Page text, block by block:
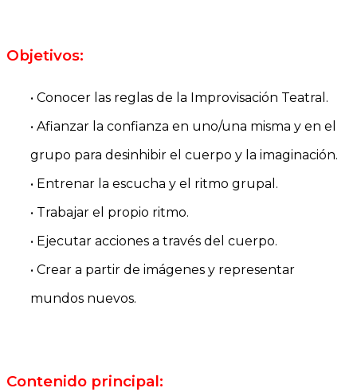
Objetivos:
• Conocer las reglas de la Improvisación Teatral.
• Afianzar la confianza en uno/una misma y en el
grupo para desinhibir el cuerpo y la imaginación.
• Entrenar la escucha y el ritmo grupal.
• Trabajar el propio ritmo.
• Ejecutar acciones a través del cuerpo.
• Crear a partir de imágenes y representar
mundos nuevos.
Contenido principal: